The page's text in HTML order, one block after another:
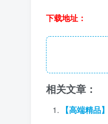
下载地址：
相关文章：
【高端精